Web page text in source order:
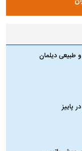
طبیعی دیلمان
پاییز